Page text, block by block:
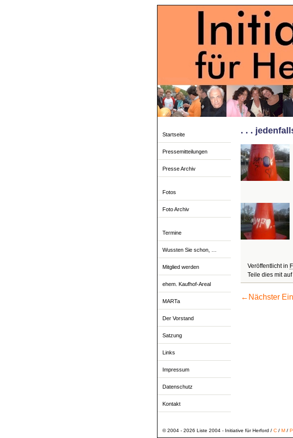
Startseite
Pressemitteilungen
Presse Archiv
Fotos
Foto Archiv
Termine
Wussten Sie schon, …
Mitglied werden
ehem. Kaufhof-Areal
MARTa
Der Vorstand
Satzung
Links
Impressum
Datenschutz
Kontakt
. . .
Veröffentlicht in
Teile dies mit auf
← Nächster
© 2004 - 2026 Liste 2004 - Initiative für Herford / C/ M/ P